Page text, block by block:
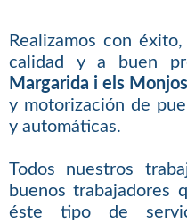
Realizamos con
calidad y a buen
Margarida i els Monjos
y motorización de
y automáticas.
Todos nuestros
buenos trabajadores
éste tipo de